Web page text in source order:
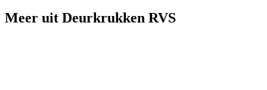
Meer uit Deurkrukken RVS